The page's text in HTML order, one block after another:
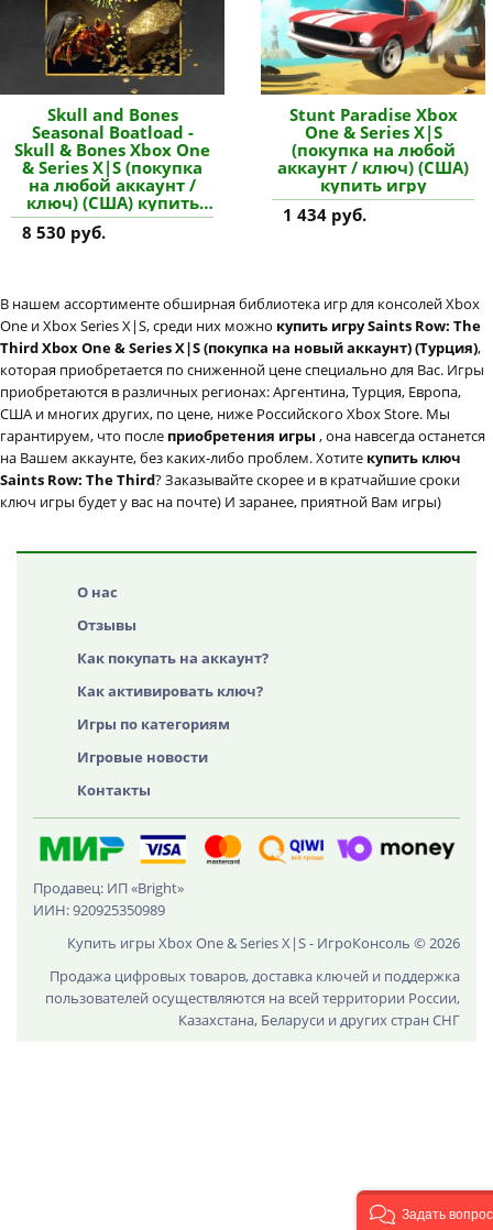
Skull and Bones
Seasonal Boatload -
Skull & Bones Xbox One
& Series X|S (покупка
на любой аккаунт /
ключ) (США) купить
дополнение
8 530 руб.
Stunt Paradise Xbox
One & Series X|S
(покупка на любой
аккаунт / ключ) (США)
купить игру
1 434 руб.
В нашем ассортименте обширная библиотека игр для консолей Xbox
One и Xbox Series X|S, среди них можно купить игру Saints Row: The
Third Xbox One & Series X|S (покупка на новый аккаунт) (Турция),
которая приобретается по сниженной цене специально для Вас. Игры
приобретаются в различных регионах: Аргентина, Турция, Европа,
США и многих других, по цене, ниже Российского Xbox Store. Мы
гарантируем, что после приобретения игры , она навсегда останется
на Вашем аккаунте, без каких-либо проблем. Хотите купить ключ
Saints Row: The Third? Заказывайте скорее и в кратчайшие сроки
ключ игры будет у вас на почте) И заранее, приятной Вам игры)
О нас
Отзывы
Как покупать на аккаунт?
Как активировать ключ?
Игры по категориям
Игровые новости
Контакты
Продавец: ИП «Bright»
ИИН: 920925350989
Купить игры Xbox One & Series X|S - ИгроКонсоль © 2026
Продажа цифровых товаров, доставка ключей и поддержка
пользователей осуществляются на всей территории России,
Казахстана, Беларуси и других стран СНГ
Задать вопрос